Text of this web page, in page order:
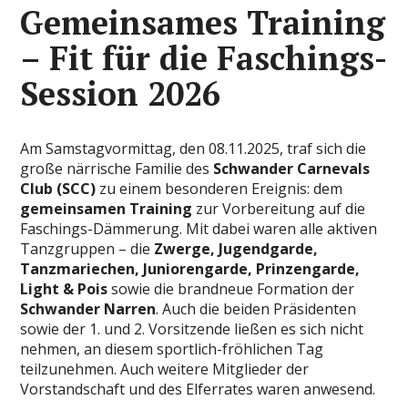
Gemeinsames Training
– Fit für die Faschings-
Session 2026
Am Samstagvormittag, den 08.11.2025, traf sich die
große närrische Familie des Schwander Carnevals
Club (SCC) zu einem besonderen Ereignis: dem
gemeinsamen Training zur Vorbereitung auf die
Faschings-Dämmerung. Mit dabei waren alle aktiven
Tanzgruppen – die Zwerge, Jugendgarde,
Tanzmariechen, Juniorengarde, Prinzengarde,
Light & Poissowie die brandneue Formation der
Schwander Narren. Auch die beiden Präsidenten
sowie der 1. und 2. Vorsitzende ließen es sich nicht
nehmen, an diesem sportlich-fröhlichen Tag
teilzunehmen. Auch weitere Mitglieder der
Vorstandschaft und des Elferrates waren anwesend.